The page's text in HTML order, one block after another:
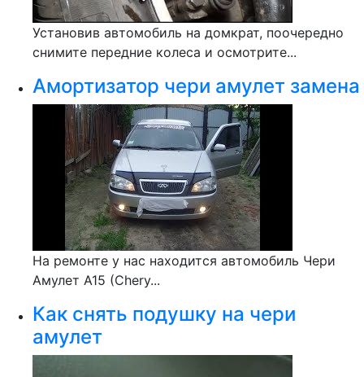
Установив автомобиль на домкрат, поочередно
снимите передние колеса и осмотрите...
Амортизатор чери амулет замена
На ремонте у нас находится автомобиль Чери
Амулет А15 (Chery...
Как снять подушку на чери
амулет